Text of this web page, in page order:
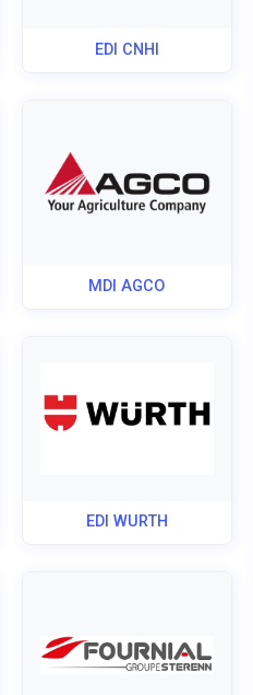
EDI CNHI
MDI AGCO
EDI WURTH